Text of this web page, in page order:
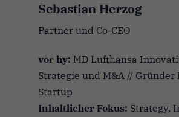
Sebastian Herzog
Partner und Co-CEO
vor hy: MD Lufthansa
Strategie und M&A // Gründer
Startup
Inhaltlicher Fokus: Strategy,